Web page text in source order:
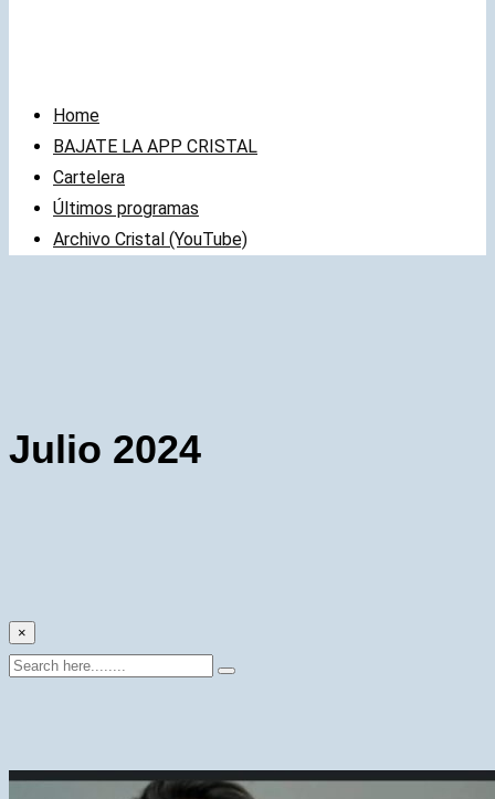
Home
BAJATE LA APP CRISTAL
Cartelera
Últimos programas
Archivo Cristal (YouTube)
Julio 2024
×